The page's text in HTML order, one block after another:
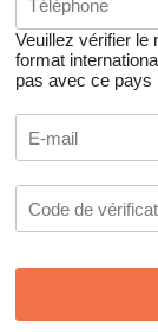
Veuillez vérifier le
format
pas avec ce pays